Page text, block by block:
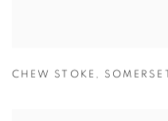
CHEW STOKE , SOMERSET